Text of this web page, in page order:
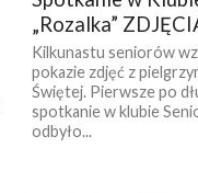
„Rozalka”
Kilkunastu seniorów
pokazie zdjęć z
Świętej. Pierwsze po
spotkanie w klubie
odbyło...